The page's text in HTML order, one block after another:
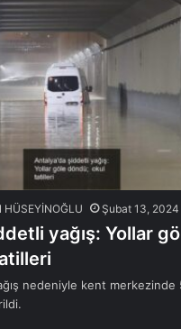
HÜSEYİNOĞLU Şubat 13, 2024
yağış: Yollar
nedeniyle kent merkezinde